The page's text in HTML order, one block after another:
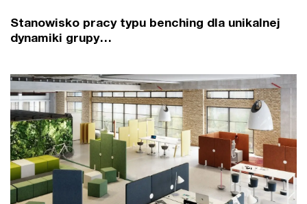
Stanowisko pracy typu benching dla unikalnej
dynamiki grupy…